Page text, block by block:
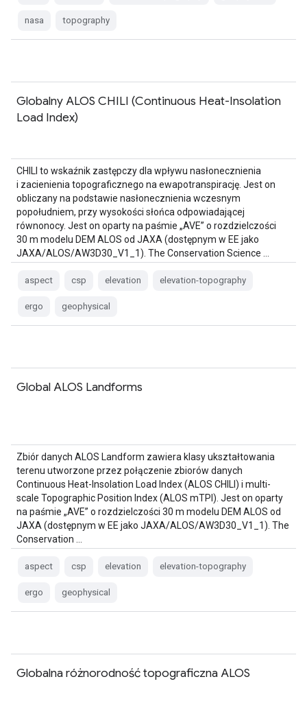
nasa topography
Globalny ALOS CHILI (Continuous Heat-Insolation
Load Index)
CHILI to wskaźnik zastępczy dla wpływu nasłonecznienia
i zacienienia topograficznego na ewapotranspirację. Jest on
obliczany na podstawie nasłonecznienia wczesnym
popołudniem, przy wysokości słońca odpowiadającej
równonocy. Jest on oparty na paśmie „AVE” o rozdzielczości
30 m modelu DEM ALOS od JAXA (dostępnym w EE jako
JAXA/ALOS/AW3D30_V1_1). The Conservation Science …
aspect csp elevation elevation-topography
ergo geophysical
Global ALOS Landforms
Zbiór danych ALOS Landform zawiera klasy ukształtowania
terenu utworzone przez połączenie zbiorów danych
Continuous Heat-Insolation Load Index (ALOS CHILI) i multi-
scale Topographic Position Index (ALOS mTPI). Jest on oparty
na paśmie „AVE” o rozdzielczości 30 m modelu DEM ALOS od
JAXA (dostępnym w EE jako JAXA/ALOS/AW3D30_V1_1). The
Conservation …
aspect csp elevation elevation-topography
ergo geophysical
Globalna różnorodność topograficzna ALOS